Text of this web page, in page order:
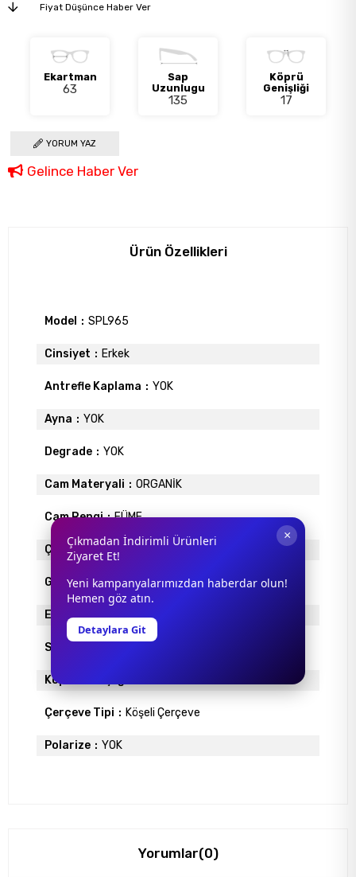
Fiyat Düşünce Haber Ver
Ekartman
63
Sap
Uzunlugu
135
Köprü
Genişliği
17
YORUM YAZ
Gelince Haber Ver
Ürün Özellikleri
Model SPL965
Cinsiyet Erkek
Antrefle Kaplama YOK
Ayna YOK
Degrade YOK
Cam Materyali ORGANİK
Cam Rengi FÜME
Çerçeve Materyali METAL
Gövde Rengi SİYAH
Ekartman 63
Sap Uzunlugu
Köprü Genişliği
Çerçeve Tipi Köşeli Çerçeve
Polarize YOK
Yorumlar(0)
×
Çıkmadan İndirimli Ürünleri
Ziyaret Et!
Yeni kampanyalarımızdan haberdar olun!
Hemen göz atın.
Detaylara Git